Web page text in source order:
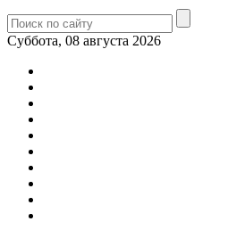
Суббота, 08 августа 2026